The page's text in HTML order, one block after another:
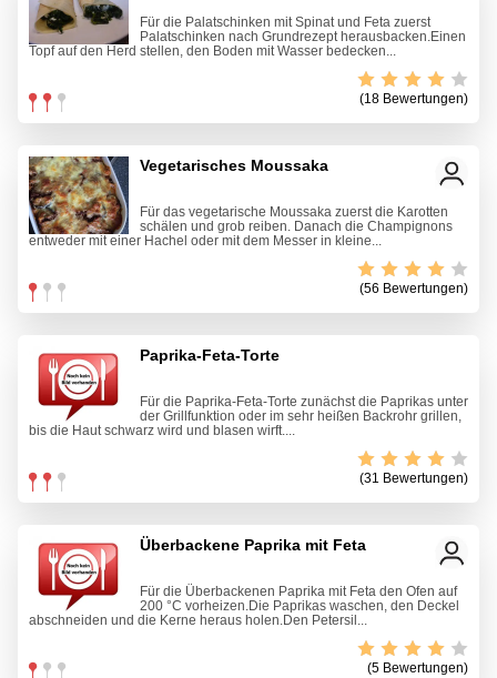
Für die Palatschinken mit Spinat und Feta zuerst
Palatschinken nach Grundrezept herausbacken.Einen
Topf auf den Herd stellen, den Boden mit Wasser bedecken...
(18 Bewertungen)
Vegetarisches Moussaka
Für das vegetarische Moussaka zuerst die Karotten
schälen und grob reiben. Danach die Champignons
entweder mit einer Hachel oder mit dem Messer in kleine...
(56 Bewertungen)
Paprika-Feta-Torte
Für die Paprika-Feta-Torte zunächst die Paprikas unter
der Grillfunktion oder im sehr heißen Backrohr grillen,
bis die Haut schwarz wird und blasen wirft....
(31 Bewertungen)
Überbackene Paprika mit Feta
Für die Überbackenen Paprika mit Feta den Ofen auf
200 °C vorheizen.Die Paprikas waschen, den Deckel
abschneiden und die Kerne heraus holen.Den Petersil...
(5 Bewertungen)